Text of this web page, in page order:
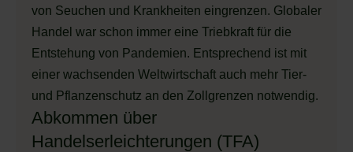
von Seuchen und Krankheiten eingrenzen. Globaler
Handel war schon immer eine Triebkraft für die
Entstehung von Pandemien. Entsprechend ist mit
einer wachsenden Weltwirtschaft auch mehr Tier-
und Pflanzenschutz an den Zollgrenzen notwendig.
Abkommen über
Handelserleichterungen (TFA)